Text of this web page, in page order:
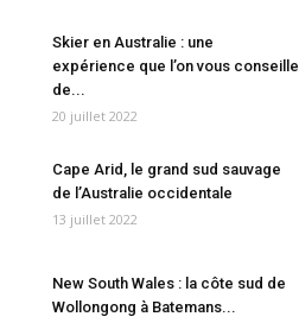
Skier en Australie : une
expérience que l’on vous conseille
de...
20 juillet 2022
Cape Arid, le grand sud sauvage
de l’Australie occidentale
13 juillet 2022
New South Wales : la côte sud de
Wollongong à Batemans...